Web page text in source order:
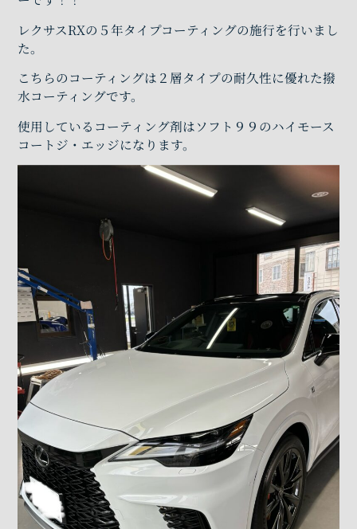
レクサスRXの５年タイプコーティングの施行を行いまし
た。
こちらのコーティングは２層タイプの耐久性に優れた撥
水コーティングです。
使用しているコーティング剤はソフト９９のハイモース
コートジ・エッジになります。